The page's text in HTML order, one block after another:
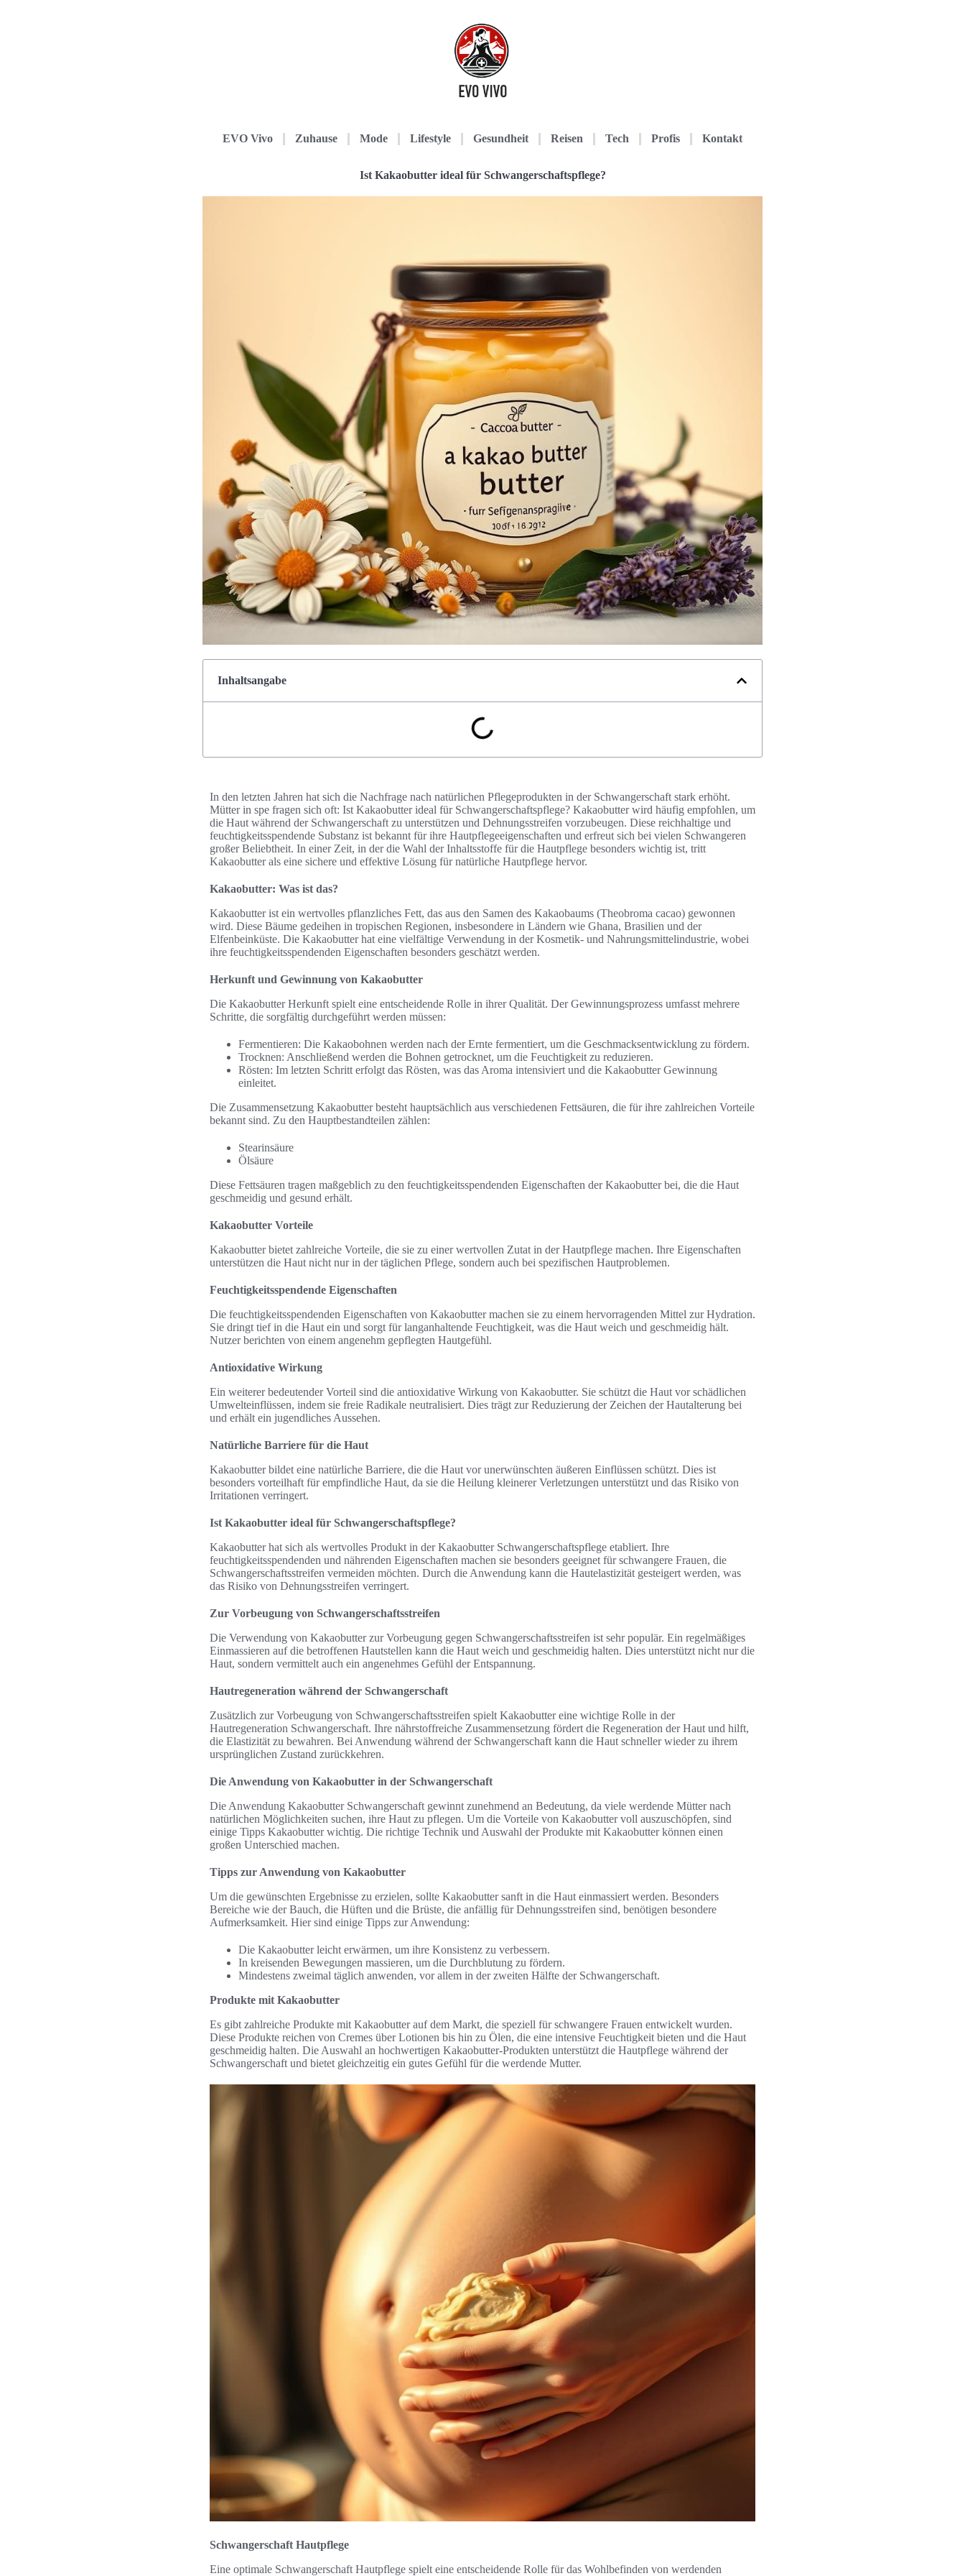
EVO Vivo Zuhause Mode Lifestyle Gesundheit Reisen Tech Profis Kontakt
Ist Kakaobutter ideal für Schwangerschaftspflege?
Inhaltsangabe
In den letzten Jahren hat sich die Nachfrage nach natürlichen Pflegeprodukten in der Schwangerschaft stark erhöht.
Mütter in spe fragen sich oft: Ist Kakaobutter ideal für Schwangerschaftspflege? Kakaobutter wird häufig empfohlen, um
die Haut während der Schwangerschaft zu unterstützen und Dehnungsstreifen vorzubeugen. Diese reichhaltige und
feuchtigkeitsspendende Substanz ist bekannt für ihre Hautpflegeeigenschaften und erfreut sich bei vielen Schwangeren
großer Beliebtheit. In einer Zeit, in der die Wahl der Inhaltsstoffe für die Hautpflege besonders wichtig ist, tritt
Kakaobutter als eine sichere und effektive Lösung für natürliche Hautpflege hervor.
Kakaobutter: Was ist das?
Kakaobutter ist ein wertvolles pflanzliches Fett, das aus den Samen des Kakaobaums (Theobroma cacao) gewonnen
wird. Diese Bäume gedeihen in tropischen Regionen, insbesondere in Ländern wie Ghana, Brasilien und der
Elfenbeinküste. Die Kakaobutter hat eine vielfältige Verwendung in der Kosmetik- und Nahrungsmittelindustrie, wobei
ihre feuchtigkeitsspendenden Eigenschaften besonders geschätzt werden.
Herkunft und Gewinnung von Kakaobutter
Die Kakaobutter Herkunft spielt eine entscheidende Rolle in ihrer Qualität. Der Gewinnungsprozess umfasst mehrere
Schritte, die sorgfältig durchgeführt werden müssen:
Fermentieren: Die Kakaobohnen werden nach der Ernte fermentiert, um die Geschmacksentwicklung zu fördern.
Trocknen: Anschließend werden die Bohnen getrocknet, um die Feuchtigkeit zu reduzieren.
Rösten: Im letzten Schritt erfolgt das Rösten, was das Aroma intensiviert und die Kakaobutter Gewinnung
einleitet.
Die Zusammensetzung Kakaobutter besteht hauptsächlich aus verschiedenen Fettsäuren, die für ihre zahlreichen Vorteile
bekannt sind. Zu den Hauptbestandteilen zählen:
Stearinsäure
Ölsäure
Diese Fettsäuren tragen maßgeblich zu den feuchtigkeitsspendenden Eigenschaften der Kakaobutter bei, die die Haut
geschmeidig und gesund erhält.
Kakaobutter Vorteile
Kakaobutter bietet zahlreiche Vorteile, die sie zu einer wertvollen Zutat in der Hautpflege machen. Ihre Eigenschaften
unterstützen die Haut nicht nur in der täglichen Pflege, sondern auch bei spezifischen Hautproblemen.
Feuchtigkeitsspendende Eigenschaften
Die feuchtigkeitsspendenden Eigenschaften von Kakaobutter machen sie zu einem hervorragenden Mittel zur Hydration.
Sie dringt tief in die Haut ein und sorgt für langanhaltende Feuchtigkeit, was die Haut weich und geschmeidig hält.
Nutzer berichten von einem angenehm gepflegten Hautgefühl.
Antioxidative Wirkung
Ein weiterer bedeutender Vorteil sind die antioxidative Wirkung von Kakaobutter. Sie schützt die Haut vor schädlichen
Umwelteinflüssen, indem sie freie Radikale neutralisiert. Dies trägt zur Reduzierung der Zeichen der Hautalterung bei
und erhält ein jugendliches Aussehen.
Natürliche Barriere für die Haut
Kakaobutter bildet eine natürliche Barriere, die die Haut vor unerwünschten äußeren Einflüssen schützt. Dies ist
besonders vorteilhaft für empfindliche Haut, da sie die Heilung kleinerer Verletzungen unterstützt und das Risiko von
Irritationen verringert.
Ist Kakaobutter ideal für Schwangerschaftspflege?
Kakaobutter hat sich als wertvolles Produkt in der Kakaobutter Schwangerschaftspflege etabliert. Ihre
feuchtigkeitsspendenden und nährenden Eigenschaften machen sie besonders geeignet für schwangere Frauen, die
Schwangerschaftsstreifen vermeiden möchten. Durch die Anwendung kann die Hautelastizität gesteigert werden, was
das Risiko von Dehnungsstreifen verringert.
Zur Vorbeugung von Schwangerschaftsstreifen
Die Verwendung von Kakaobutter zur Vorbeugung gegen Schwangerschaftsstreifen ist sehr populär. Ein regelmäßiges
Einmassieren auf die betroffenen Hautstellen kann die Haut weich und geschmeidig halten. Dies unterstützt nicht nur die
Haut, sondern vermittelt auch ein angenehmes Gefühl der Entspannung.
Hautregeneration während der Schwangerschaft
Zusätzlich zur Vorbeugung von Schwangerschaftsstreifen spielt Kakaobutter eine wichtige Rolle in der
Hautregeneration Schwangerschaft. Ihre nährstoffreiche Zusammensetzung fördert die Regeneration der Haut und hilft,
die Elastizität zu bewahren. Bei Anwendung während der Schwangerschaft kann die Haut schneller wieder zu ihrem
ursprünglichen Zustand zurückkehren.
Die Anwendung von Kakaobutter in der Schwangerschaft
Die Anwendung Kakaobutter Schwangerschaft gewinnt zunehmend an Bedeutung, da viele werdende Mütter nach
natürlichen Möglichkeiten suchen, ihre Haut zu pflegen. Um die Vorteile von Kakaobutter voll auszuschöpfen, sind
einige Tipps Kakaobutter wichtig. Die richtige Technik und Auswahl der Produkte mit Kakaobutter können einen
großen Unterschied machen.
Tipps zur Anwendung von Kakaobutter
Um die gewünschten Ergebnisse zu erzielen, sollte Kakaobutter sanft in die Haut einmassiert werden. Besonders
Bereiche wie der Bauch, die Hüften und die Brüste, die anfällig für Dehnungsstreifen sind, benötigen besondere
Aufmerksamkeit. Hier sind einige Tipps zur Anwendung:
Die Kakaobutter leicht erwärmen, um ihre Konsistenz zu verbessern.
In kreisenden Bewegungen massieren, um die Durchblutung zu fördern.
Mindestens zweimal täglich anwenden, vor allem in der zweiten Hälfte der Schwangerschaft.
Produkte mit Kakaobutter
Es gibt zahlreiche Produkte mit Kakaobutter auf dem Markt, die speziell für schwangere Frauen entwickelt wurden.
Diese Produkte reichen von Cremes über Lotionen bis hin zu Ölen, die eine intensive Feuchtigkeit bieten und die Haut
geschmeidig halten. Die Auswahl an hochwertigen Kakaobutter-Produkten unterstützt die Hautpflege während der
Schwangerschaft und bietet gleichzeitig ein gutes Gefühl für die werdende Mutter.
Schwangerschaft Hautpflege
Eine optimale Schwangerschaft Hautpflege spielt eine entscheidende Rolle für das Wohlbefinden von werdenden